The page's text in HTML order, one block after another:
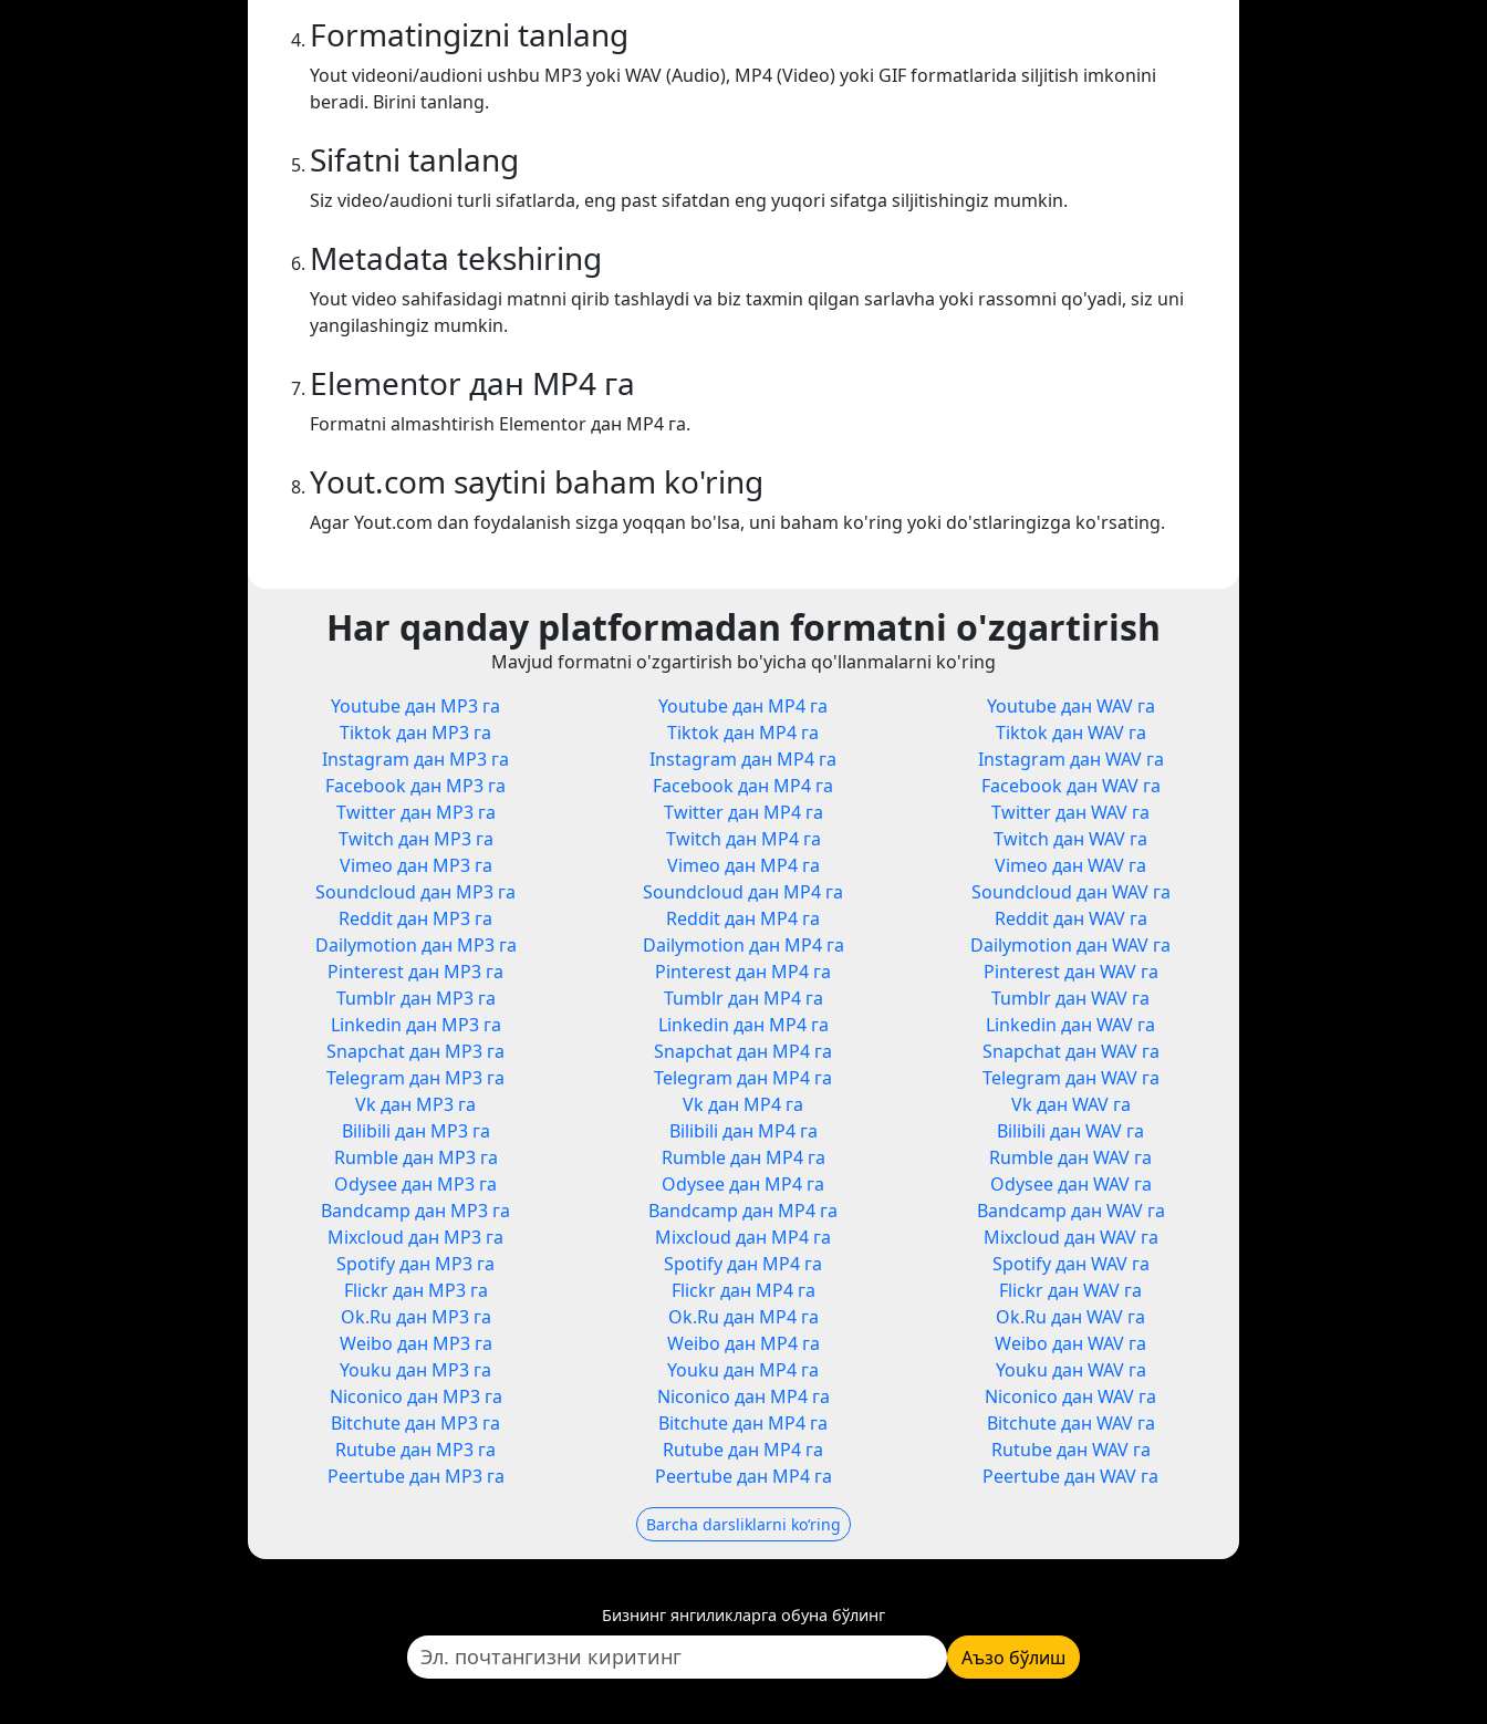
Formatingizni tanlang
Yout videoni/audioni ushbu MP3 yoki WAV (Audio), MP4 (Video) yoki GIF formatlarida siljitish imkonini
beradi. Birini tanlang.
Sifatni tanlang
Siz video/audioni turli sifatlarda, eng past sifatdan eng yuqori sifatga siljitishingiz mumkin.
Metadata tekshiring
Yout video sahifasidagi matnni qirib tashlaydi va biz taxmin qilgan sarlavha yoki rassomni qo'yadi, siz uni
yangilashingiz mumkin.
Elementor дан MP4 га
Formatni almashtirish Elementor дан MP4 га.
Yout.com saytini baham ko'ring
Agar Yout.com dan foydalanish sizga yoqqan bo'lsa, uni baham ko'ring yoki do'stlaringizga ko'rsating.
Har qanday platformadan formatni o'zgartirish
Mavjud formatni o'zgartirish bo'yicha qo'llanmalarni ko'ring
Youtube дан MP3 га
Tiktok дан MP3 га
Instagram дан MP3 га
Facebook дан MP3 га
Twitter дан MP3 га
Twitch дан MP3 га
Vimeo дан MP3 га
Soundcloud дан MP3 га
Reddit дан MP3 га
Dailymotion дан MP3 га
Pinterest дан MP3 га
Tumblr дан MP3 га
Linkedin дан MP3 га
Snapchat дан MP3 га
Telegram дан MP3 га
Vk дан MP3 га
Bilibili дан MP3 га
Rumble дан MP3 га
Odysee дан MP3 га
Bandcamp дан MP3 га
Mixcloud дан MP3 га
Spotify дан MP3 га
Flickr дан MP3 га
Ok.Ru дан MP3 га
Weibo дан MP3 га
Youku дан MP3 га
Niconico дан MP3 га
Bitchute дан MP3 га
Rutube дан MP3 га
Peertube дан MP3 га
Youtube дан MP4 га
Tiktok дан MP4 га
Instagram дан MP4 га
Facebook дан MP4 га
Twitter дан MP4 га
Twitch дан MP4 га
Vimeo дан MP4 га
Soundcloud дан MP4 га
Reddit дан MP4 га
Dailymotion дан MP4 га
Pinterest дан MP4 га
Tumblr дан MP4 га
Linkedin дан MP4 га
Snapchat дан MP4 га
Telegram дан MP4 га
Vk дан MP4 га
Bilibili дан MP4 га
Rumble дан MP4 га
Odysee дан MP4 га
Bandcamp дан MP4 га
Mixcloud дан MP4 га
Spotify дан MP4 га
Flickr дан MP4 га
Ok.Ru дан MP4 га
Weibo дан MP4 га
Youku дан MP4 га
Niconico дан MP4 га
Bitchute дан MP4 га
Rutube дан MP4 га
Peertube дан MP4 га
Youtube дан WAV га
Tiktok дан WAV га
Instagram дан WAV га
Facebook дан WAV га
Twitter дан WAV га
Twitch дан WAV га
Vimeo дан WAV га
Soundcloud дан WAV га
Reddit дан WAV га
Dailymotion дан WAV га
Pinterest дан WAV га
Tumblr дан WAV га
Linkedin дан WAV га
Snapchat дан WAV га
Telegram дан WAV га
Vk дан WAV га
Bilibili дан WAV га
Rumble дан WAV га
Odysee дан WAV га
Bandcamp дан WAV га
Mixcloud дан WAV га
Spotify дан WAV га
Flickr дан WAV га
Ok.Ru дан WAV га
Weibo дан WAV га
Youku дан WAV га
Niconico дан WAV га
Bitchute дан WAV га
Rutube дан WAV га
Peertube дан WAV га
Barcha darsliklarni koʻring
Бизнинг янгиликларга обуна бўлинг
Аъзо бўлиш